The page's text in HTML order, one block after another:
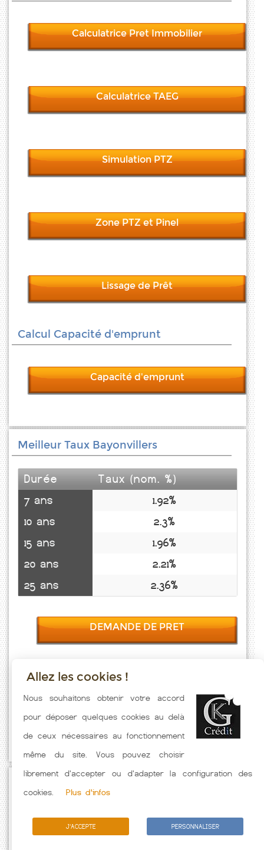
Calculatrice Pret Immobilier
Calculatrice TAEG
Simulation PTZ
Zone PTZ et Pinel
Lissage de Prêt
Calcul Capacité d'emprunt
Capacité d'emprunt
Meilleur Taux Bayonvillers
Durée
Taux (nom. %)
7 ans
1.92%
10 ans
2.3%
15 ans
1.96%
20 ans
2.21%
25 ans
2.36%
DEMANDE DE PRET
Taux emprunt actualisés (Bayonvillers) toutes les semaines. Taux
Immobilier pratiqués par nos partenaires bancaires. Meilleur Taux
hors assurance. Taux crédit immobilier indicatif fonction des
caractéristiques de l'emprunteur.
Allez les cookies !
Nous souhaitons obtenir votre accord
pour déposer quelques cookies au delà
de ceux nécessaires au fonctionnement
même du site. Vous pouvez choisir
librement d'accepter ou d'adapter la configuration des
cookies.
Plus d'infos
J'ACCEPTE PERSONNALISER